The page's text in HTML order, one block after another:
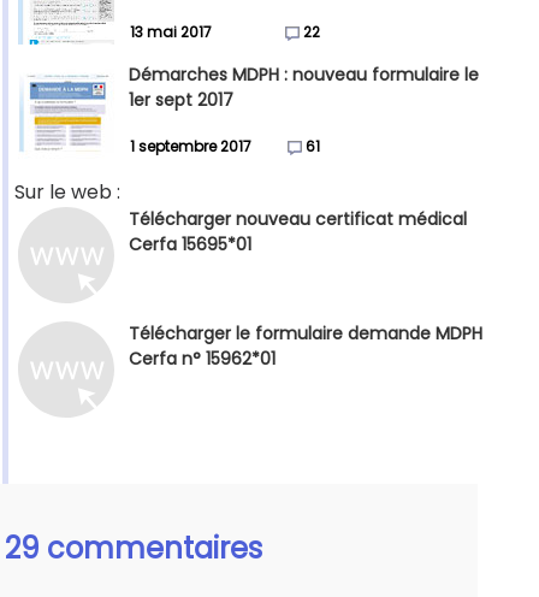
13 mai 2017 22
Démarches MDPH : nouveau formulaire le
1er sept 2017
1 septembre 2017 61
Sur le web :
Télécharger nouveau certificat médical
Cerfa 15695*01
Télécharger le formulaire demande MDPH
Cerfa n° 15962*01
29 commentaires